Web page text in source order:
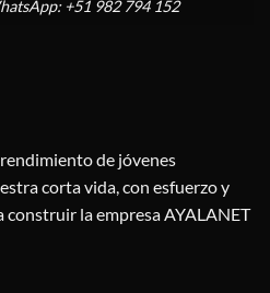
+51 982 794 152
de jóvenes
corta vida, con esfuerzo y
construir la empresa AYALANET